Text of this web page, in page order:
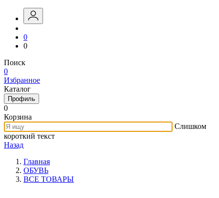
0
0
Поиск
0
Избранное
Каталог
Профиль
0
Корзина
Слишком
короткий текст
Назад
Главная
ОБУВЬ
ВСЕ ТОВАРЫ